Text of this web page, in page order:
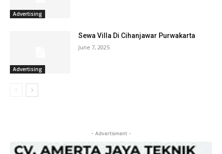
Advertising
Advertising
Sewa Villa Di Cihanjawar Purwakarta
June 7, 2025
- Advertisment -